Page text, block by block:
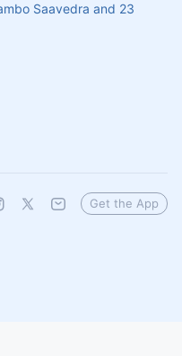
Saavedra and 23
Get the App